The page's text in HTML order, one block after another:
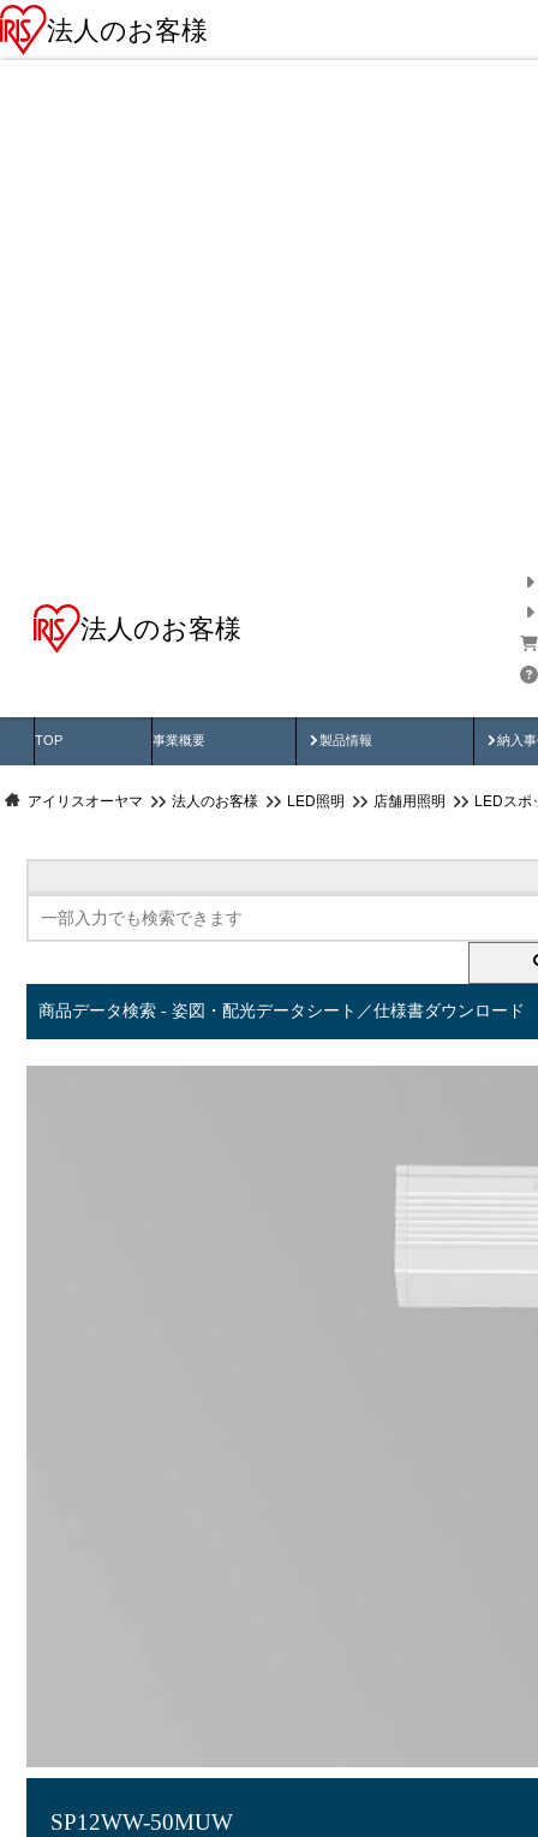
法人のお客様
法人のお客様
TOP 事業概要 製品情報
製品動画 納入
納
アイリスオーヤマ 法人のお客様 LED照明 店舗用照明 LEDスポ
商品データ検索 - 姿図・配光データシート／仕様書ダウンロード
SP12WW-50MUW